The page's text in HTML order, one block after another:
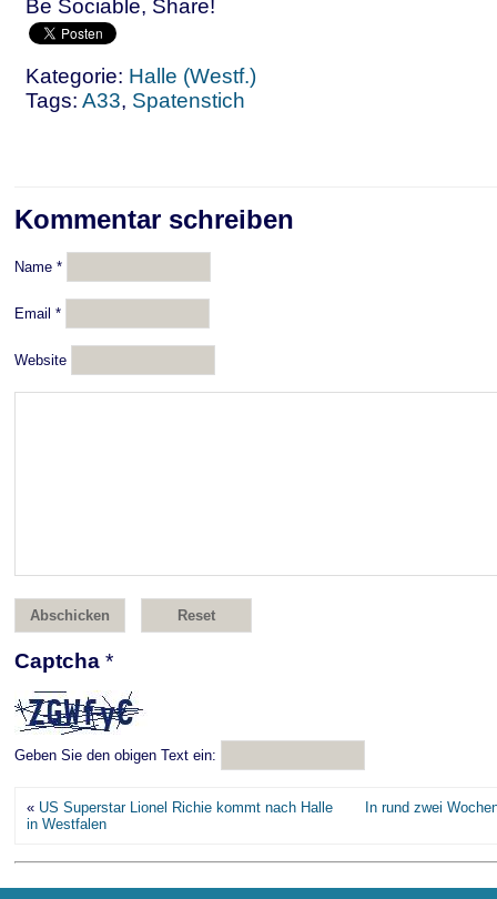
Be Sociable, Share!
Kategorie: Halle (Westf.)
Tags: A33, Spatenstich
Kommentar schreiben
Name *
Email *
Website
Captcha *
Geben Sie den obigen Text ein:
« US Superstar Lionel Richie kommt nach Halle
in Westfalen
In rund zwei